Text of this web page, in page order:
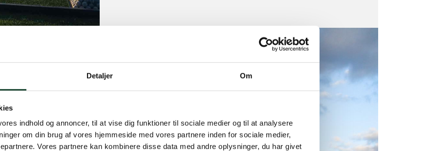
Detaljer Om
indhold og annoncer, til at vise dig funktioner til sociale medier og til at analysere
om din brug af vores hjemmeside med vores partnere inden for sociale medier,
Vores partnere kan kombinere disse data med andre oplysninger, du har givet
du kan lære
turneringer som
alle (A-, B-og C-
og
antal
møder både